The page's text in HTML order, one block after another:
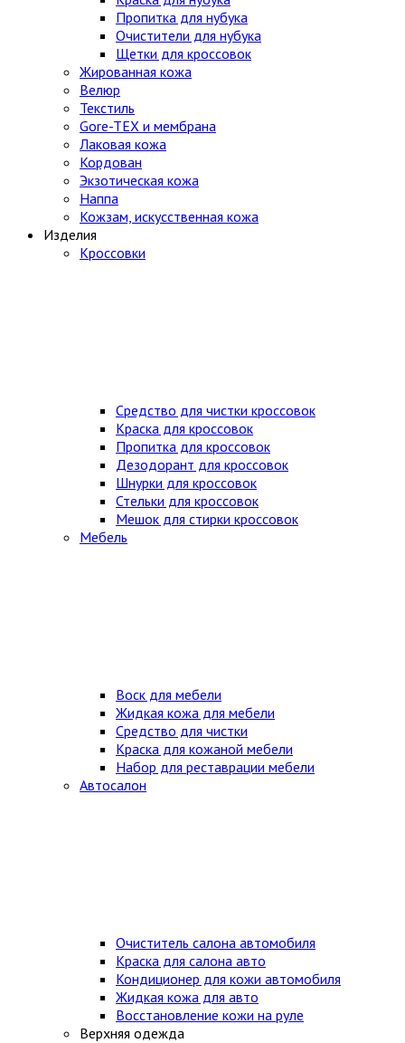
Пропитка для нубука
Очистители для нубука
Щетки для кроссовок
Жированная кожа
Велюр
Текстиль
Gore-TEX и мембрана
Лаковая кожа
Кордован
Экзотическая кожа
Наппа
Кожзам, искусственная кожа
Изделия
Кроссовки
Средство для чистки кроссовок
Краска для кроссовок
Пропитка для кроссовок
Дезодорант для кроссовок
Шнурки для кроссовок
Стельки для кроссовок
Мешок для стирки кроссовок
Мебель
Воск для мебели
Жидкая кожа для мебели
Средство для чистки
Краска для кожаной мебели
Набор для реставрации мебели
Автосалон
Очиститель салона автомобиля
Краска для салона авто
Кондиционер для кожи автомобиля
Жидкая кожа для авто
Восстановление кожи на руле
Верхняя одежда